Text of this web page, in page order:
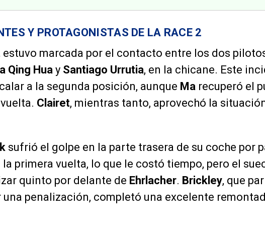
Y PROTAGONISTAS DE LA RACE 2
estuvo marcada por el contacto entre los dos
Qing Hua y Santiago Urrutia, en la chicane. Este
a la segunda posición, aunque Ma recuperó el
Clairet, mientras tanto, aprovechó la
sufrió el golpe en la parte trasera de su coche por
la primera vuelta, lo que le costó tiempo, pero el
quinto por delante de Ehrlacher. Brickley, que
penalización, completó una excelente